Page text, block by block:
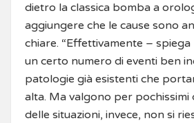
dietro la classica bomba a
aggiungere che le cause sono
chiare. “Effettivamente –
un certo numero di eventi ben
patologie già esistenti che
alta. Ma valgono per pochissimi
delle situazioni, invece, non si